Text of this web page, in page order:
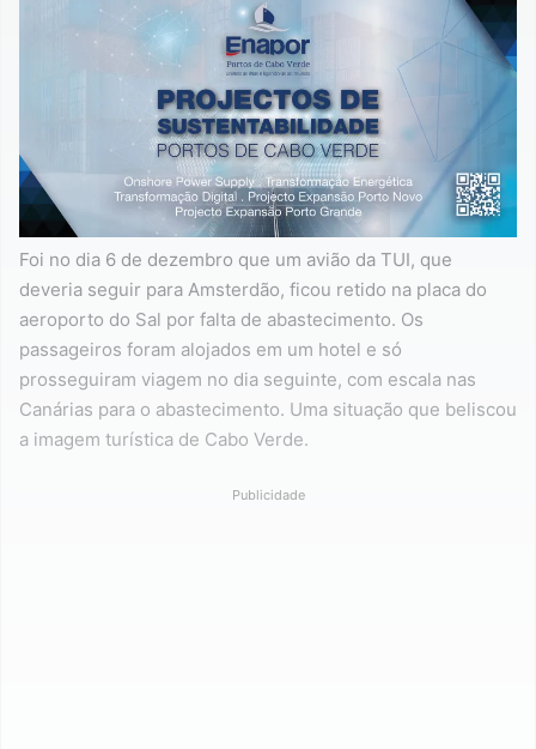
Foi no dia 6 de dezembro que um avião da TUI, que
deveria seguir para Amsterdão, ficou retido na placa do
aeroporto do Sal por falta de abastecimento. Os
passageiros foram alojados em um hotel e só
prosseguiram viagem no dia seguinte, com escala nas
Canárias para o abastecimento. Uma situação que beliscou
a imagem turística de Cabo Verde.
Publicidade